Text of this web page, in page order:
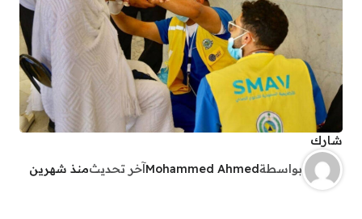
شارك
بواسطةMohammed Ahmed آخر تحديثمنذ شهرين